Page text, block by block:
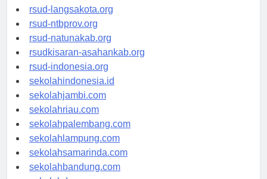
rsudtpi-kepriprov.org
rsud-langsakota.org
rsud-ntbprov.org
rsud-natunakab.org
rsudkisaran-asahankab.org
rsud-indonesia.org
sekolahindonesia.id
sekolahjambi.com
sekolahriau.com
sekolahpalembang.com
sekolahlampung.com
sekolahsamarinda.com